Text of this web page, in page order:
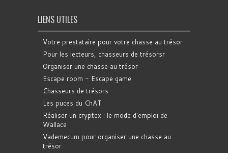
LIENS UTILES
Votre prestataire pour votre chasse au trésor
Pour les lecteurs, chasseurs de trésorsr
Organiser une chasse au trésor
Escape room - Escape game
Chasseurs de trésors
Les puces du ChAT
Réaliser un cryptex : le mode d'emploi de
Wallace
Vademecum pour organiser une chasse au
trésor